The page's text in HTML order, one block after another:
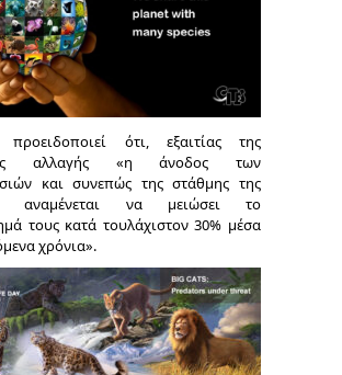
ότι, εξαιτίας της
αλλαγής «η άνοδος των
και συνεπώς της στάθμης της
αναμένεται να μειώσει το
τους κατά τουλάχιστον 30% μέσα
χρόνια».